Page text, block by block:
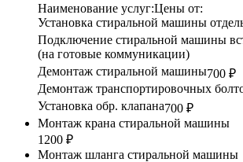
Наименование услуг:Цены от:
Установка стиральной машины
Подключение стиральной машины
(на готовые коммуникации)
Демонтаж стиральной машины700 ₽
Демонтаж транспортировочных
Установка обр. клапана700 ₽
Монтаж крана стиральной машины
1200 ₽
Монтаж шланга стиральной машины